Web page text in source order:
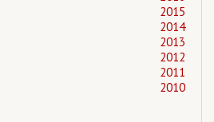
2015
2014
2013
2012
2011
2010